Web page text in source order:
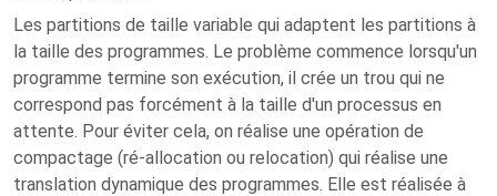
Les partitions de taille variable qui adaptent les partitions à
la taille des programmes. Le problème commence lorsqu'un
programme termine son exécution, il crée un trou qui ne
correspond pas forcément à la taille d'un processus en
attente. Pour éviter cela, on réalise une opération de
compactage (ré-allocation ou relocation) qui réalise une
translation dynamique des programmes. Elle est réalisée à